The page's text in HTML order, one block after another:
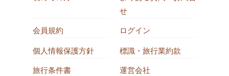
せ
会員規約 ログイン
個人情報保護方針 標識・旅行業約款
旅行条件書 運営会社